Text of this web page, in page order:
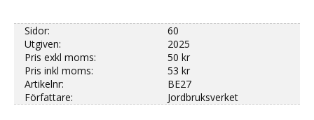
Sidor:
60
Utgiven:
2025
Pris exkl moms:
50 kr
Pris inkl moms:
53 kr
Artikelnr:
BE27
Författare:
Jordbruksverket